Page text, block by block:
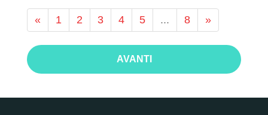
« 1 2 3 4 5 ... 8 »
AVANTI